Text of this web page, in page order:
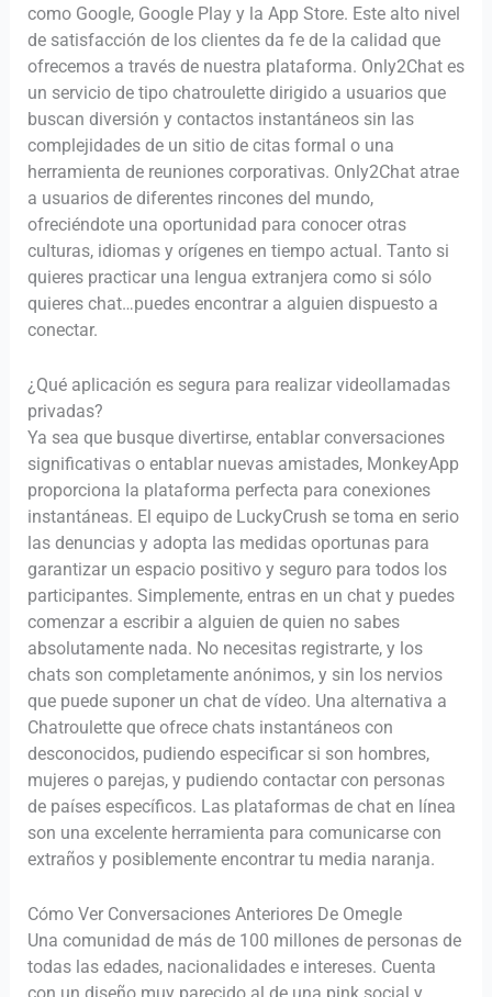
como Google, Google Play y la App Store. Este alto nivel
de satisfacción de los clientes da fe de la calidad que
ofrecemos a través de nuestra plataforma. Only2Chat es
un servicio de tipo chatroulette dirigido a usuarios que
buscan diversión y contactos instantáneos sin las
complejidades de un sitio de citas formal o una
herramienta de reuniones corporativas. Only2Chat atrae
a usuarios de diferentes rincones del mundo,
ofreciéndote una oportunidad para conocer otras
culturas, idiomas y orígenes en tiempo actual. Tanto si
quieres practicar una lengua extranjera como si sólo
quieres chat…puedes encontrar a alguien dispuesto a
conectar.
¿Qué aplicación es segura para realizar videollamadas
privadas?
Ya sea que busque divertirse, entablar conversaciones
significativas o entablar nuevas amistades, MonkeyApp
proporciona la plataforma perfecta para conexiones
instantáneas. El equipo de LuckyCrush se toma en serio
las denuncias y adopta las medidas oportunas para
garantizar un espacio positivo y seguro para todos los
participantes. Simplemente, entras en un chat y puedes
comenzar a escribir a alguien de quien no sabes
absolutamente nada. No necesitas registrarte, y los
chats son completamente anónimos, y sin los nervios
que puede suponer un chat de vídeo. Una alternativa a
Chatroulette que ofrece chats instantáneos con
desconocidos, pudiendo especificar si son hombres,
mujeres o parejas, y pudiendo contactar con personas
de países específicos. Las plataformas de chat en línea
son una excelente herramienta para comunicarse con
extraños y posiblemente encontrar tu media naranja.
Cómo Ver Conversaciones Anteriores De Omegle ️
Una comunidad de más de 100 millones de personas de
todas las edades, nacionalidades e intereses. Cuenta
con un diseño muy parecido al de una pink social y